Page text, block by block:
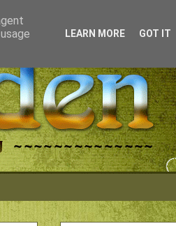
LEARN MORE GOT IT